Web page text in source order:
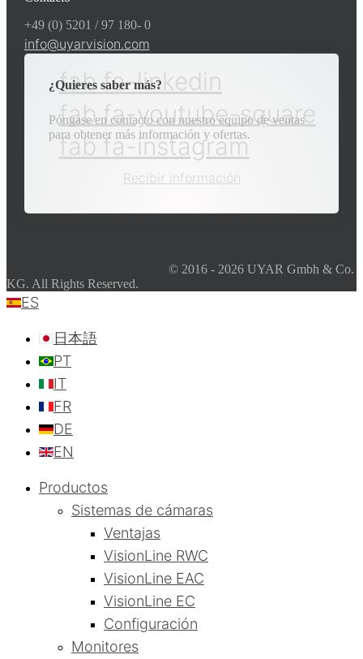
+49 (0) 5201 / 97 180- 0
info@uyarvision.com
fab fa-linkedin
fab fa-youtube-square
fab fa-instagram
¿Quieres saber más?
Póngase en contacto con nuestro equipo de ventas
para obtener más información y ofertas.
Recibir información
© 2016 - 2026 UYAR Gmbh & Co.
KG. All Rights Reserved.
ES
日本語
PT
IT
FR
DE
EN
Productos
Sistemas de cámaras
Ventajas
VisionLine RWC
VisionLine EAC
VisionLine EC
Configuración
Monitores